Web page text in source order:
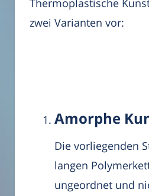
Thermoplastische
zwei Varianten vor:
Amorphe
Die vorliegenden
langen
ungeordnet und